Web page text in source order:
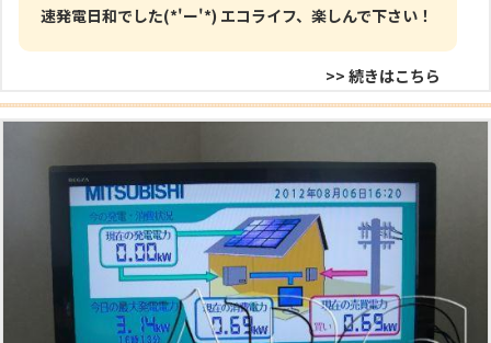
速発電日和でした(*'ー'*) エコライフ、楽しんで下さい！
>> 続きはこちら